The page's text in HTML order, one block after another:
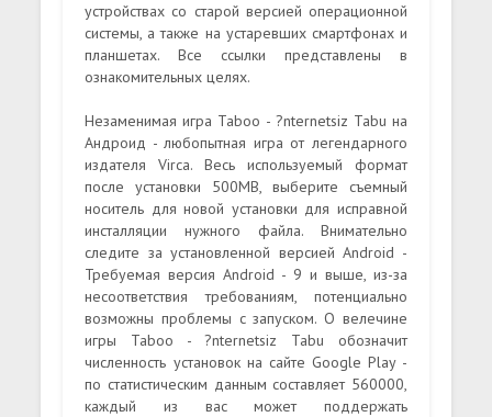
устройствах со старой версией операционной
системы, а также на устаревших смартфонах и
планшетах. Все ссылки представлены в
ознакомительных целях.
Незаменимая игра Taboo - ?nternetsiz Tabu на
Андроид - любопытная игра от легендарного
издателя Virca. Весь используемый формат
после установки 500MB, выберите съемный
носитель для новой установки для исправной
инсталляции нужного файла. Внимательно
следите за установленной версией Android -
Требуемая версия Android - 9 и выше, из-за
несоответствия требованиям, потенциально
возможны проблемы с запуском. О велечине
игры Taboo - ?nternetsiz Tabu обозначит
численность установок на сайте Google Play -
по статистическим данным составляет 560000,
каждый из вас может поддержать